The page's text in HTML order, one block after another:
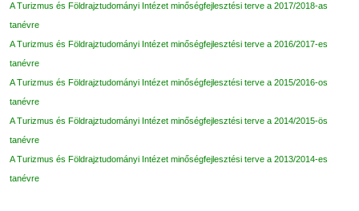
A Turizmus és Földrajztudományi Intézet minőségfejlesztési terve a 2017/2018-as
tanévre
A Turizmus és Földrajztudományi Intézet minőségfejlesztési terve a 2016/2017-es
tanévre
A Turizmus és Földrajztudományi Intézet minőségfejlesztési terve a 2015/2016-os
tanévre
A Turizmus és Földrajztudományi Intézet minőségfejlesztési terve a 2014/2015-ös
tanévre
A Turizmus és Földrajztudományi Intézet minőségfejlesztési terve a 2013/2014-es
tanévre